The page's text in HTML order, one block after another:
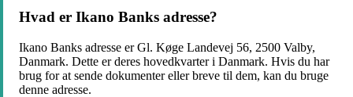
Hvad er Ikano Banks adresse?
Ikano Banks adresse er Gl. Køge Landevej 56, 2500 Valby,
Danmark. Dette er deres hovedkvarter i Danmark. Hvis du har
brug for at sende dokumenter eller breve til dem, kan du bruge
denne adresse.